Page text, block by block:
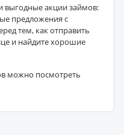
выгодные акции займов:
предложения с
тем, как отправить
и найдите хорошие
можно посмотреть